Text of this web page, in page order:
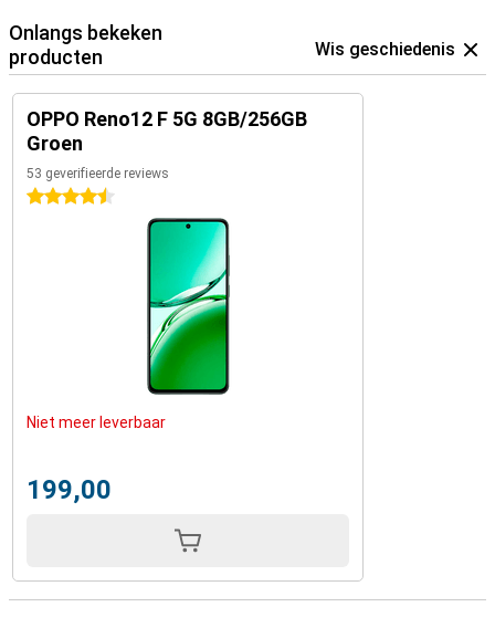
Onlangs bekeken
producten
Wis geschiedenis
OPPO Reno12 F 5G 8GB/256GB
Groen
53 geverifieerde reviews
4.5 sterren
Niet meer leverbaar
199,00